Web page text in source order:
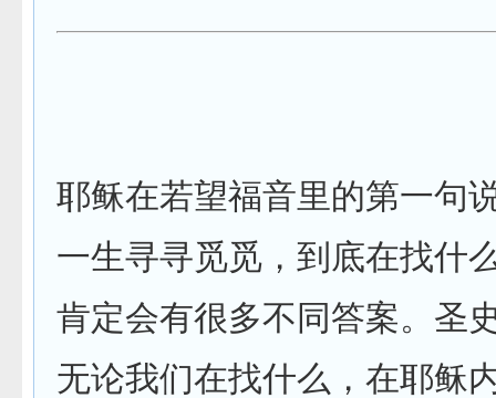
耶稣在若望福音里的第一句
一生寻寻觅觅，到底在找什
肯定会有很多不同答案。圣
无论我们在找什么，在耶稣